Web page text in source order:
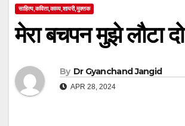
साहित्य,कविता,काव्य,शायरी,मुक्तक
मेरा बचपन मुझे लौटा दो
By Dr Gyanchand Jangid
APR 28, 2024